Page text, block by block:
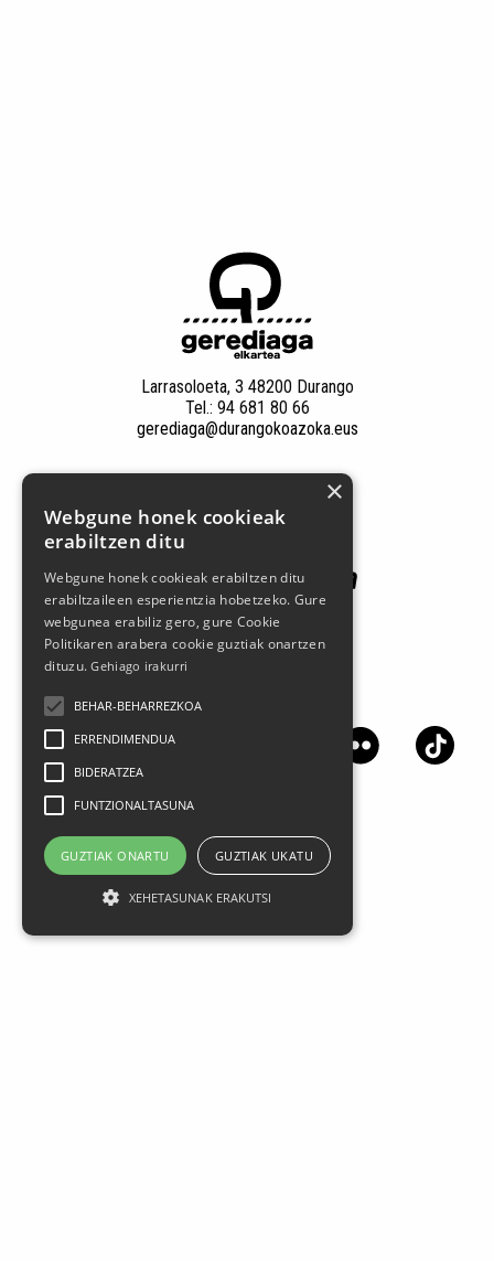
Larrasoloeta, 3 48200 Durango
Tel.: 94 681 80 66
gerediaga@durangokoazoka.eus
Síguenos en las redes sociales
×
Webgune honek cookieak
erabiltzen ditu
Webgune honek cookieak erabiltzen ditu
erabiltzaileen esperientzia hobetzeko. Gure
webgunea erabiliz gero, gure Cookie
Politikaren arabera cookie guztiak onartzen
dituzu.Gehiago irakurri
BEHAR-BEHARREZKOA
ERRENDIMENDUA
BIDERATZEA
FUNTZIONALTASUNA
GUZTIAK ONARTU GUZTIAK UKATU
XEHETASUNAK ERAKUTSI